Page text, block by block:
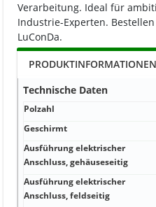
Verarbeitung. Ideal für
Industrie-Experten.
LuConDa.
PRODUKTINFORMATIONEN
Technische Daten
Polzahl
Geschirmt
Ausführung elektrischer
Anschluss, gehäuseseitig
Ausführung elektrischer
Anschluss, feldseitig